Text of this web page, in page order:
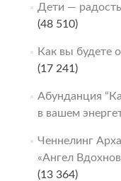
Дети —
(48 510)
Как вы будете
(17 241)
Абунданция
в вашем
Ченнелинг
«Ангел
(13 364)